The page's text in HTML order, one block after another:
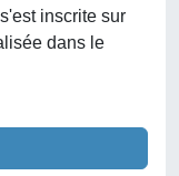
s'est inscrite sur
dans le